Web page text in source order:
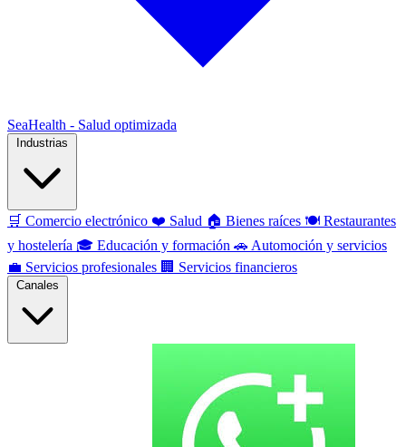
SeaHealth - Salud optimizada
🛒 Comercio electrónico ❤️ Salud 🏠 Bienes raíces 🍽️ Restaurantes
y hostelería 🎓 Educación y formación 🚗 Automoción y servicios
💼 Servicios profesionales 🏢 Servicios financieros